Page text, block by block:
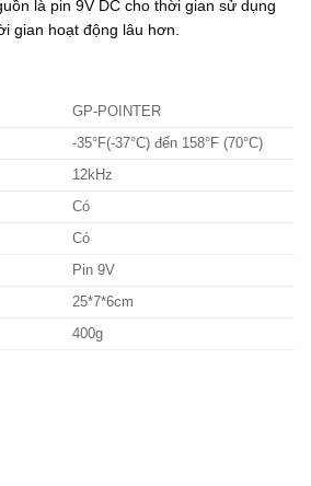
là pin 9V DC cho thời gian sử dụng
gian hoạt động lâu hơn.
GP-POINTER
-35°F(-37°C) đến 158°F (70°C)
12kHz
Có
Có
Pin 9V
25*7*6cm
400g